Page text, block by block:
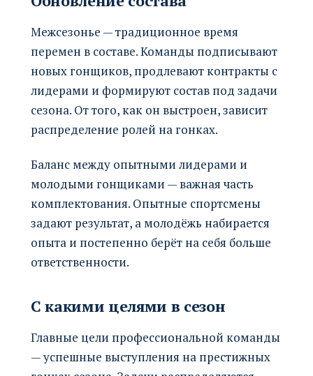
Межсезонье — традиционное время
перемен в составе. Команды подписывают
новых гонщиков, продлевают контракты с
лидерами и формируют состав под задачи
сезона. От того, как он выстроен, зависит
распределение ролей на гонках.
Баланс между опытными лидерами и
молодыми гонщиками — важная часть
комплектования. Опытные спортсмены
задают результат, а молодёжь набирается
опыта и постепенно берёт на себя больше
ответственности.
С какими целями в сезон
Главные цели профессиональной команды
— успешные выступления на престижных